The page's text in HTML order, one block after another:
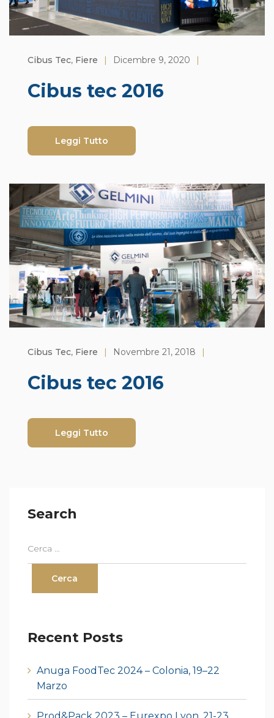
Cibus Tec, Fiere | Dicembre 9, 2020 |
Cibus tec 2016
Leggi Tutto
Cibus Tec, Fiere Novembre 21, 2018
Cibus tec 2016
Leggi Tutto
Search
Recent Posts
Anuga FoodTec 2024 – Colonia, 19–22
Marzo